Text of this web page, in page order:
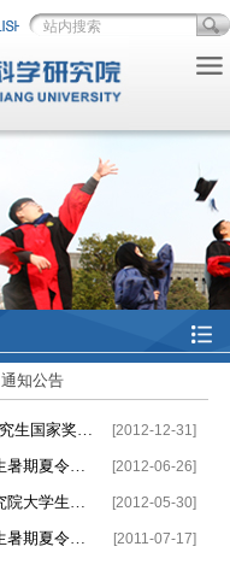
通知公告
生命科学研究院关于2011-2012学年研究生国家奖学金名单公示 [2012-12-31]
2012年浙江大学生命科学研究院大学生暑期夏令营录取名单 [2012-06-26]
关于举办2012年浙江大学生命科学研究院大学生暑期夏令营的通知 [2012-05-30]
2011年浙江大学生命科学研究院大学生暑期夏令营录取名单 [2011-07-17]